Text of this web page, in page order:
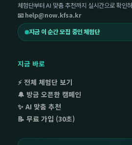
체험단부터 AI 맞춤 추천까지 실시간으로 확인
📧 help@now.kfsa.kr
지금 이 순간 모집 중인 체험단
지금 바로
⚡ 전체 체험단 보기
🔔 방금 오픈한 캠페인
✨ AI 맞춤 추천
📝 무료 가입 (30초)